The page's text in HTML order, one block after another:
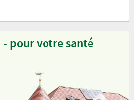
- pour votre santé